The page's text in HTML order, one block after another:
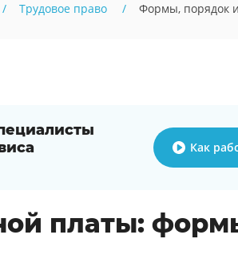
Трудовое право Формы, порядок
Как
платы: